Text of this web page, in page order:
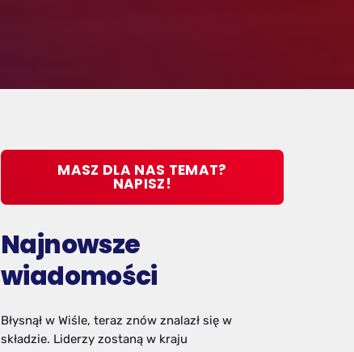
MASZ DLA NAS TEMAT?
NAPISZ!
Najnowsze
wiadomości
Błysnął w Wiśle, teraz znów znalazł się w
składzie. Liderzy zostaną w kraju